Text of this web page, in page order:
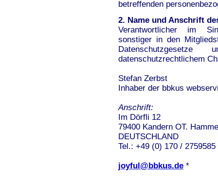
betreffenden
2. Name und Anschrift
Verantwortlicher im
sonstiger in den
datenschutzrechtlichem
Stefan Zerbst
Inhaber der bbkus
Anschrift:
Im Dörfli 12
79400 Kandern OT.
DEUTSCHLAND
Tel.: +49 (0) 170 / 2759585
joyful@bbkus.de *